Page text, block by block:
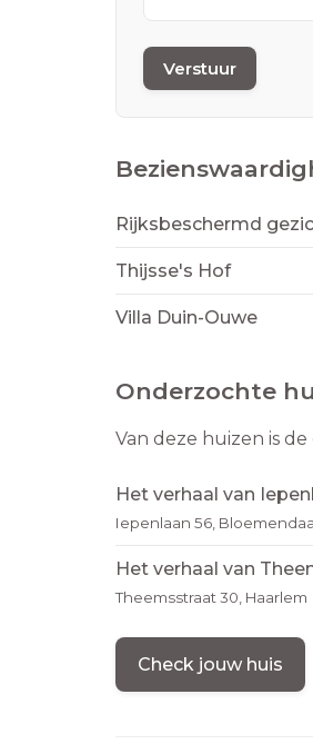
Verstuur
Rijksbeschermd
Thijsse's Hof
Villa Duin-Ouwe
Onderzochte
Van deze huizen is
Het verhaal van
Iepenlaan 56,
Het verhaal van
Theemsstraat 30, Haarlem
Check jouw huis